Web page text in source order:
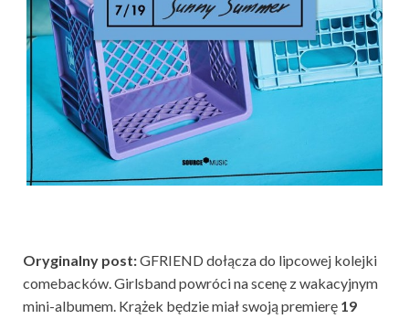
Oryginalny post:GFRIEND dołącza do lipcowej kolejki
comebacków. Girlsband powróci na scenę z wakacyjnym
mini-albumem. Krążek będzie miał swoją premierę 19